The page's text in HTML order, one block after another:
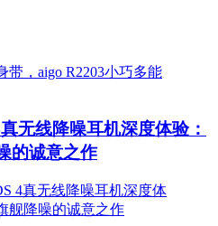
无线降噪耳机深度体验：
的诚意之作